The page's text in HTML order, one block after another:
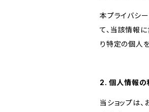
本プライバシ
て、当該情報
り特定の個人
2. 個人情報の
当ショップは